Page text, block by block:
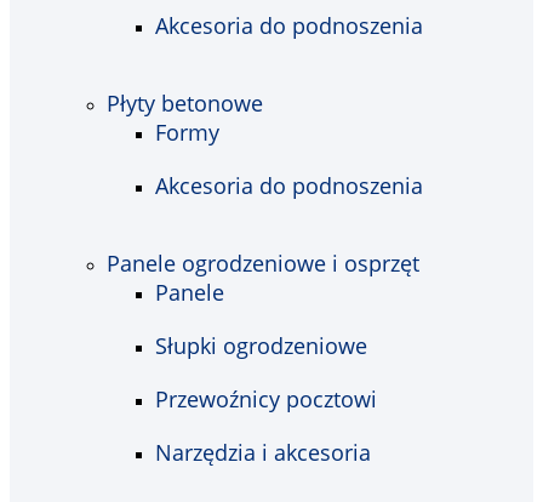
Akcesoria do podnoszenia
Płyty betonowe
Formy
Akcesoria do podnoszenia
Panele ogrodzeniowe i osprzęt
Panele
Słupki ogrodzeniowe
Przewoźnicy pocztowi
Narzędzia i akcesoria